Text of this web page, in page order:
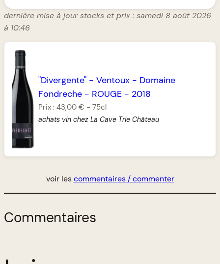
dernière mise à jour stocks et prix : samedi 8 août 2026
à 10:46
"Divergente"- Ventoux- Domaine
Fondreche- ROUGE- 2018
Prix : 43,00 € - 75cl
achats vin chez La Cave Trie Château
voir lescommentaires / commenter
Commentaires